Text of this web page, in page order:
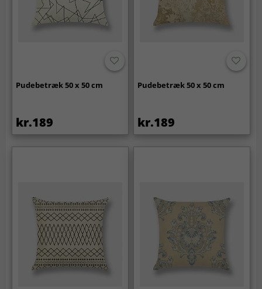
Pudebetræk 50 x 50 cm
kr.189
Pudebetræk 50 x 50 cm
kr.189